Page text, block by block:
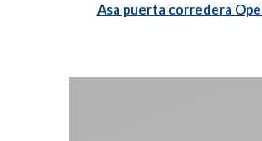
Asa puerta corredera